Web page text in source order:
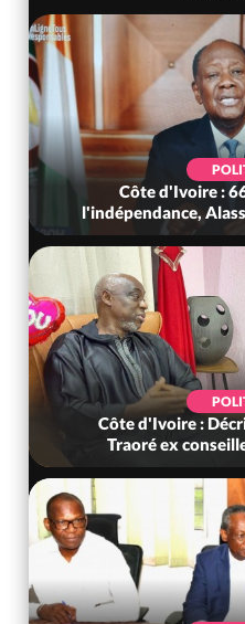
Côte d'Ivoire :
l'indépendance,
Côte d'Ivoire :
Traoré ex